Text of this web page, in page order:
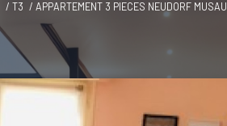
T3 APPARTEMENT 3 PIECES NEUDORF MUSAU